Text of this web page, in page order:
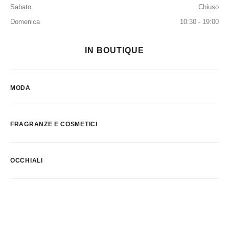
Sabato
Chiuso
Domenica
10:30 - 19:00
IN BOUTIQUE
MODA
FRAGRANZE E COSMETICI
OCCHIALI